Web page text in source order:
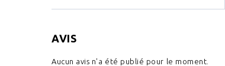
AVIS
Aucun avis n'a été publié pour le moment.